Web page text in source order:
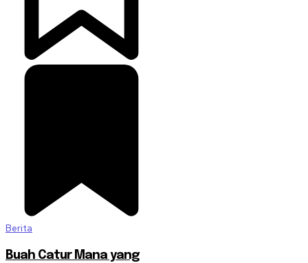
Berita
Buah Catur Mana yang